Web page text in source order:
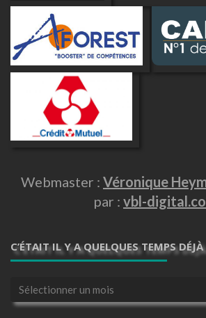
Webmaster : Véronique
par : vbl-
C’ÉTAIT IL Y A QUELQUES TEMPS